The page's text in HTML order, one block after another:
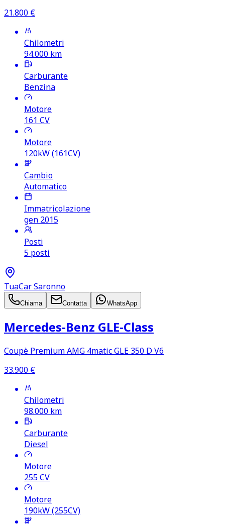
21.800 €
Chilometri
94.000 km
Carburante
Benzina
Motore
161 CV
Motore
120kW (161CV)
Cambio
Automatico
Immatricolazione
gen 2015
Posti
5 posti
TuaCar Saronno
Chiama Contatta WhatsApp
Mercedes‑Benz GLE‑Class
Coupè Premium AMG 4matic GLE 350 D V6
33.900 €
Chilometri
98.000 km
Carburante
Diesel
Motore
255CV
Motore
190kW (255CV)